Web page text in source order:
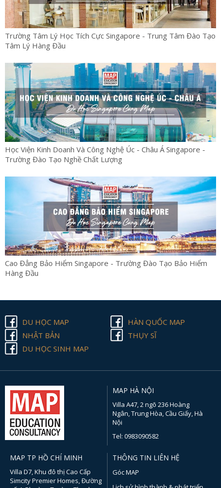
Trường Tâm Lý Học Tích Cực Singapore - Trung Tâm Đào Tạo
Tâm Lý Hàng Đầu
Học Viện Kinh Doanh Và Công Nghệ Úc - Châu Á Singapore -
Trường Đào Tạo Nghề Chất Lượng
Cao Đẳng Bảo Hiểm Singapore - Trường Đào Tạo Bảo Hiểm
Hàng Đầu
DU HỌC MAP
HÀN QUỐC MAP
NHẬT BẢN
THỤY SĨ
DU HỌC SINH MAP
MAP HÀ NỘI
Villa A47, 2 ngõ 236 Hoàng
Ngân, Trung Hòa, Cầu Giấy, Hà
Nội
Tel: 0983090582
MAP TP HỒ CHÍ MINH
Villa D7, Khu đô thị Cao Cấp
Simcity Premier Homes, Đường
THÔNG TIN LIÊN HỆ
Góc MAP